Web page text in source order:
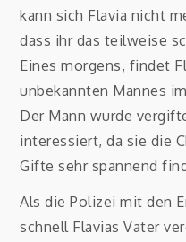
kann sich Flavia nicht
dass ihr das teilweise
Eines morgens, findet
unbekannten Mannes
Der Mann wurde
interessiert, da sie die
Gifte sehr spannend
Als die Polizei mit den
schnell Flavias Vater